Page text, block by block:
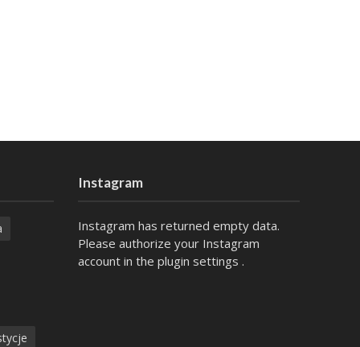
Instagram
Instagram has returned empty data.
Please authorize your Instagram
account in the plugin settings .